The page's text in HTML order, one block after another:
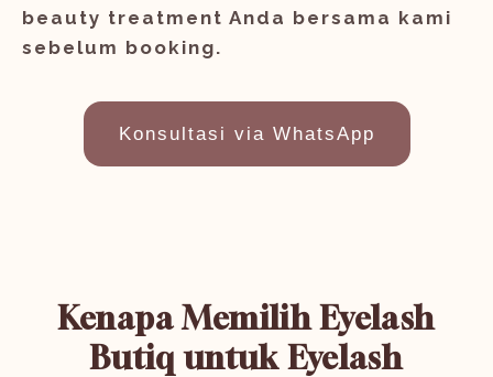
beauty treatment Anda bersama kami
sebelum booking.
Konsultasi via WhatsApp
Kenapa Memilih Eyelash
Butiq untuk Eyelash